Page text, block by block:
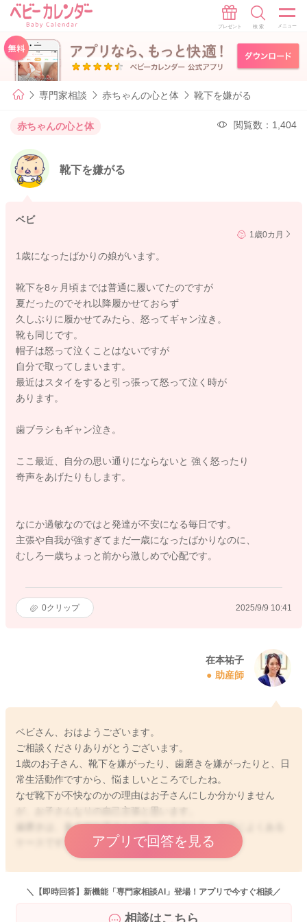
専門家相談 赤ちゃんの心と体 靴下を嫌がる
赤ちゃんの心と体 閲覧数：1,404
靴下を嫌がる
ベビ
1歳0カ月
1歳になったばかりの娘がいます。
靴下を8ヶ月頃までは普通に履いてたのですが
夏だったのでそれ以降履かせておらず
久しぶりに履かせてみたら、怒ってギャン泣き。
靴も同じです。
帽子は怒って泣くことはないですが
自分で取ってしまいます。
最近はスタイをすると引っ張って怒って泣く時が
あります。
歯ブラシもギャン泣き。
ここ最近、自分の思い通りにならないと 強く怒ったり
奇声をあげたりもします。
なにか過敏なのではと発達が不安になる毎日です。
主張や自我が強すぎてまだ一歳になったばかりなのに、
むしろ一歳ちょっと前から激しめで心配です。
0クリップ 2025/9/9 10:41
在本祐子
助産師
ベビさん、おはようございます。
ご相談くださりありがとうございます。
1歳のお子さん、靴下を嫌がったり、歯磨きを嫌がったりと、日
常生活動作ですから、悩ましいところでしたね。
なぜ靴下が不快なのかの理由はお子さんにしか分かりません
が、お子さんなりの自己主張と思います。
歯磨きは、多くのお子さんが嫌がりますから、非常によくある
ケースです。
いずれにせよ、現段階1歳になったばかりですから、理由があっ
てしなくてはならないことも、その理由自体を理解するのが難
アプリで回答を見る
＼【即時回答】新機能「専門家相談AI」登場！アプリで今すぐ相談／
相談はこちら